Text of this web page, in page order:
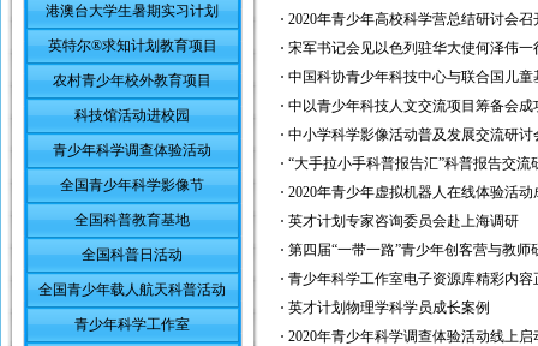
港澳台大学生暑期实习计划
英特尔®求知计划教育项目
农村青少年校外教育项目
科技馆活动进校园
青少年科学调查体验活动
全国青少年科学影像节
全国科普教育基地
全国科普日活动
全国青少年载人航天科普活动
青少年科学工作室
2020年青少年高校科学营总结研讨会召
宋军书记会见以色列驻华大使何泽伟一
中国科协青少年科技中心与联合国儿
中以青少年科技人文交流项目筹备会成
中小学科学影像活动普及发展交流研讨
“大手拉小手科普报告汇”科普报告交流
2020年青少年虚拟机器人在线体验活动
英才计划专家咨询委员会赴上海调研
第四届“一带一路”青少年创客营与教
青少年科学工作室电子资源库精彩内容
英才计划物理学科学员成长案例
2020年青少年科学调查体验活动线上启